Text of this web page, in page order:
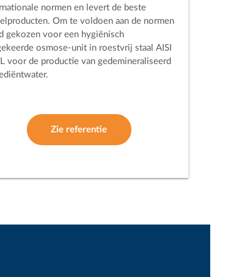
normen en levert de beste
Om te voldoen aan de normen
gekozen voor een hygiënisch
osmose-unit in roestvrij staal AISI
voor de productie van gedemineraliseerd
Zie referentie